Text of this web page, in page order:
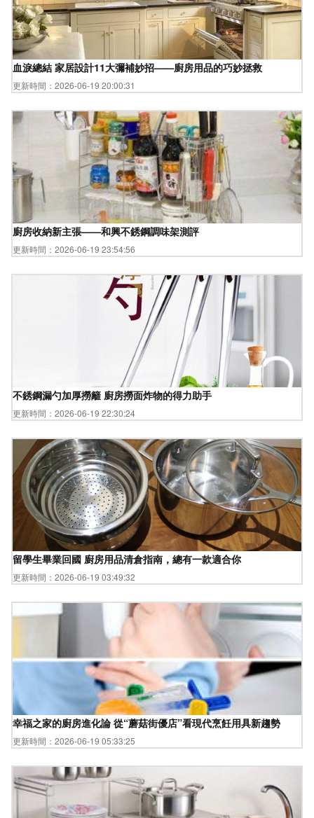
血淚總結 家居設計11大彌補妙招——廚房用品的巧妙拯救
更新時間：2026-06-19 20:00:31
廚房收納新主張——和興不銹鋼調味架測評
更新時間：2026-06-19 23:54:56
不銹鋼漏勺加厚撈籬 廚房撈面炸物的得力助手
更新時間：2026-06-19 22:30:24
留學生畢業回國 廚房用品清倉指南，總有一款適合你
更新時間：2026-06-19 03:49:32
幸福之家的廚房進化論 從“蘑菇街優店”看現代烹飪用具新趨勢
更新時間：2026-06-19 05:33:25